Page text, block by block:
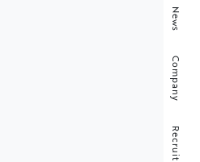
News
Company
Recruit